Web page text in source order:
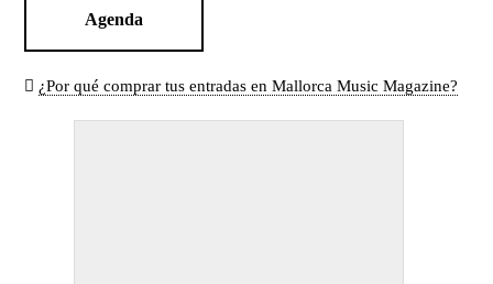
Agenda
¿Por qué comprar tus entradas en Mallorca Music Magazine?